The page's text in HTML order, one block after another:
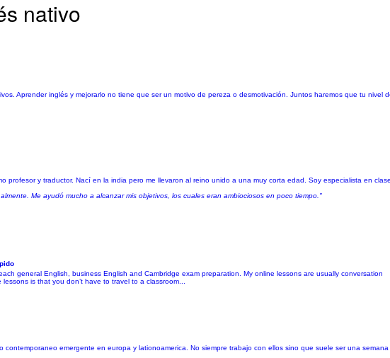
nativo
Aprender inglés y mejorarlo no tiene que ser un motivo de pereza o desmotivación. Juntos haremos que tu nivel
y traductor. Nací en la india pero me llevaron al reino unido a una muy corta edad. Soy especialista en
Me ayudó mucho a alcanzar mis objetivos, los cuales eran ambiociosos en poco tiempo."
general English, business English and Cambridge exam preparation. My online lessons are usually conversation
is that you don’t have to travel to a classroom...
emergente en europa y lationoamerica. No siempre trabajo con ellos sino que suele ser una semana